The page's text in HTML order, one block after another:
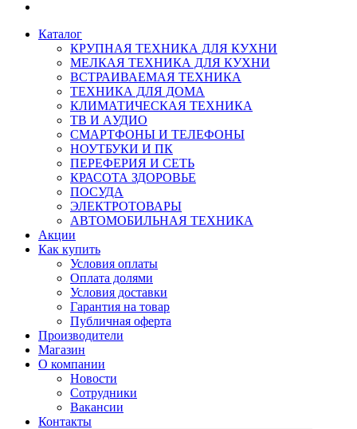
Каталог
КРУПНАЯ ТЕХНИКА ДЛЯ КУХНИ
МЕЛКАЯ ТЕХНИКА ДЛЯ КУХНИ
ВСТРАИВАЕМАЯ ТЕХНИКА
ТЕХНИКА ДЛЯ ДОМА
КЛИМАТИЧЕСКАЯ ТЕХНИКА
ТВ И AУДИО
СМАРТФОНЫ И ТЕЛЕФОНЫ
НОУТБУКИ И ПК
ПЕРЕФЕРИЯ И СЕТЬ
КРАСОТА ЗДОРОВЬЕ
ПОСУДА
ЭЛЕКТРОТОВАРЫ
АВТОМОБИЛЬНАЯ ТЕХНИКА
Акции
Как купить
Условия оплаты
Оплата долями
Условия доставки
Гарантия на товар
Публичная оферта
Производители
Магазин
О компании
Новости
Сотрудники
Вакансии
Контакты